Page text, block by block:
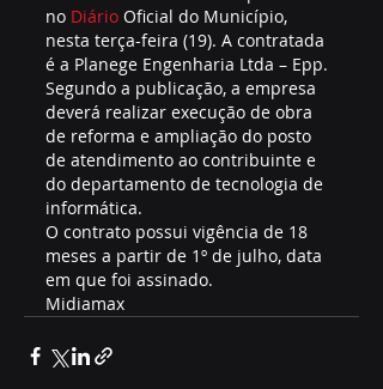
no Diário Oficial do Município,
nesta terça-feira (19). A contratada
é a Planege Engenharia Ltda – Epp.
Segundo a publicação, a empresa
deverá realizar execução de obra
de reforma e ampliação do posto
de atendimento ao contribuinte e
do departamento de tecnologia de
informática.
O contrato possui vigência de 18
meses a partir de 1º de julho, data
em que foi assinado.
Midiamax